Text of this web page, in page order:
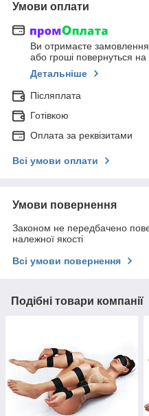
Умови оплати
Ви отримаєте замовлення
або гроші повернуться на
Детальніше
Післяплата
Готівкою
Оплата за реквізитами
Всі умови оплати
Умови повернення
Законом не передбачено
належної якості
Всі умови повернення
Подібні товари компанії